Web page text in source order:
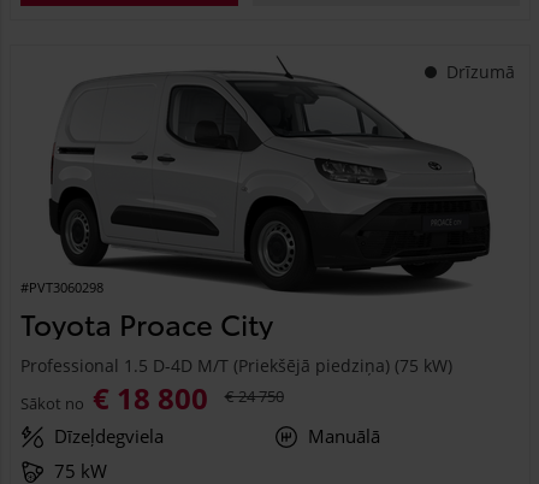
Drīzumā
#PVT3060298
Toyota Proace City
Professional 1.5 D-4D M/T (Priekšējā piedziņa) (75 kW)
Sākot no € 18 800 € 24 750
Dīzeļdegviela
Manuālā
75 kW